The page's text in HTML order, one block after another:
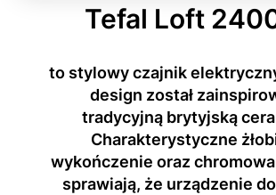
Tefal Loft
to stylowy czajnik
design został
tradycyjną brytyjską
Charakterystyczne
wykończenie oraz
sprawiają, że urządzenie